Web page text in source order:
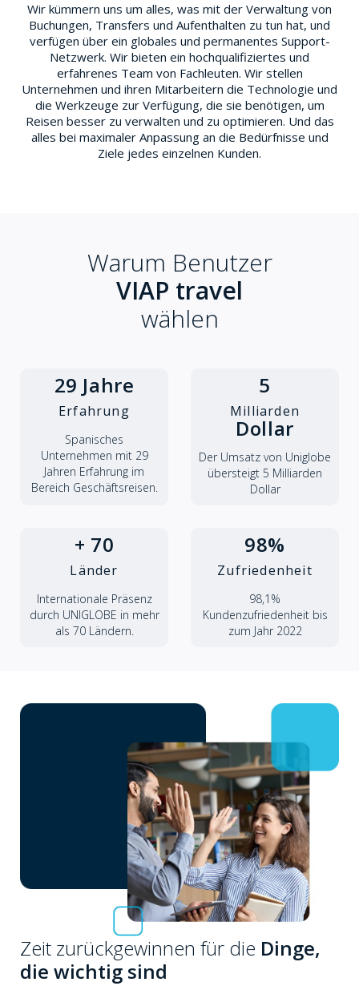
Wir kümmern uns um alles, was mit der Verwaltung von
Buchungen, Transfers und Aufenthalten zu tun hat, und
verfügen über ein globales und permanentes Support-
Netzwerk. Wir bieten ein hochqualifiziertes und
erfahrenes Team von Fachleuten. Wir stellen
Unternehmen und ihren Mitarbeitern die Technologie und
die Werkzeuge zur Verfügung, die sie benötigen, um
Reisen besser zu verwalten und zu optimieren. Und das
alles bei maximaler Anpassung an die Bedürfnisse und
Ziele jedes einzelnen Kunden.
Warum Benutzer
VIAP travel
wählen
29 Jahre
Erfahrung
Spanisches
Unternehmen mit 29
Jahren Erfahrung im
Bereich Geschäftsreisen.
5
Milliarden
Dollar
Der Umsatz von Uniglobe
übersteigt 5 Milliarden
Dollar
+ 70
Länder
Internationale Präsenz
durch UNIGLOBE in mehr
als 70 Ländern.
98%
Zufriedenheit
98,1%
Kundenzufriedenheit bis
zum Jahr 2022
Zeit zurückgewinnen für die Dinge,
die wichtig sind